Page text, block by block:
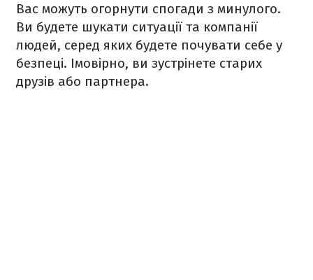
Вас можуть огорнути спогади з минулого.
Ви будете шукати ситуації та компанії
людей, серед яких будете почувати себе у
безпеці. Імовірно, ви зустрінете старих
друзів або партнера.